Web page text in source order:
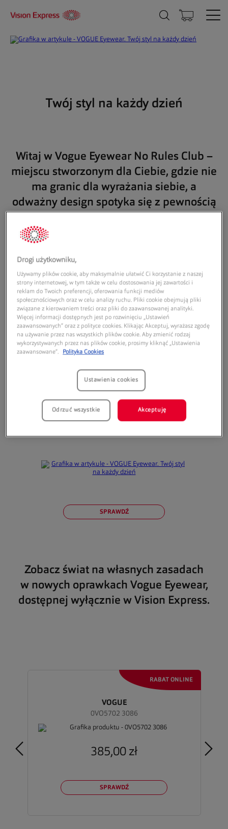
Twój styl na każdy dzień
Witaj w Vogue Eyewear No Rules Club –
miejscu stworzonym dla Ciebie, gdzie nie
ma granic dla wyrażania siebie, a
odważny design spotyka się z pewnością
SPRAWDŹ
SPRAWDŹ
SPRAWDŹ
Zobacz świat na własnych zasadach
w nowych oprawkach Vogue Eyewear,
dostępnej wyłącznie w Vision Express.
VOGUE
0VO5702 3086
385,00 zł
SPRAWDŹ
Drogi użytkowniku,
Używamy plików cookie, aby maksymalnie ułatwić Ci korzystanie z naszej
strony internetowej, w tym także w celu dostosowania jej zawartości i
reklam do Twoich preferencji, oferowania funkcji mediów
społecznościowych oraz w celu analizy ruchu. Pliki cookie obejmują pliki
związane z kierowaniem treści oraz pliki do zaawansowanej analityki.
Więcej informacji dostępnych jest po rozwinięciu „Ustawień
zaawansowanych” oraz z polityce cookies. Klikając Akceptuj, wyrażasz zgodę
na używanie przez nas wszystkich plików cookie. Aby zmienić rodzaj
wykorzystywanych przez nas plików cookie, prosimy kliknąć „Ustawienia
zaawansowane”.
Polityka Cookies
Ustawienia cookies
Odrzuć wszystkie Akceptuję